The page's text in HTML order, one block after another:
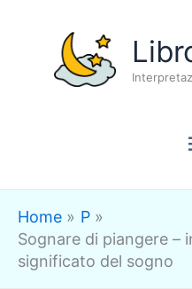
contenuto
Home
P
Sognare di piangere –
significato del sogno